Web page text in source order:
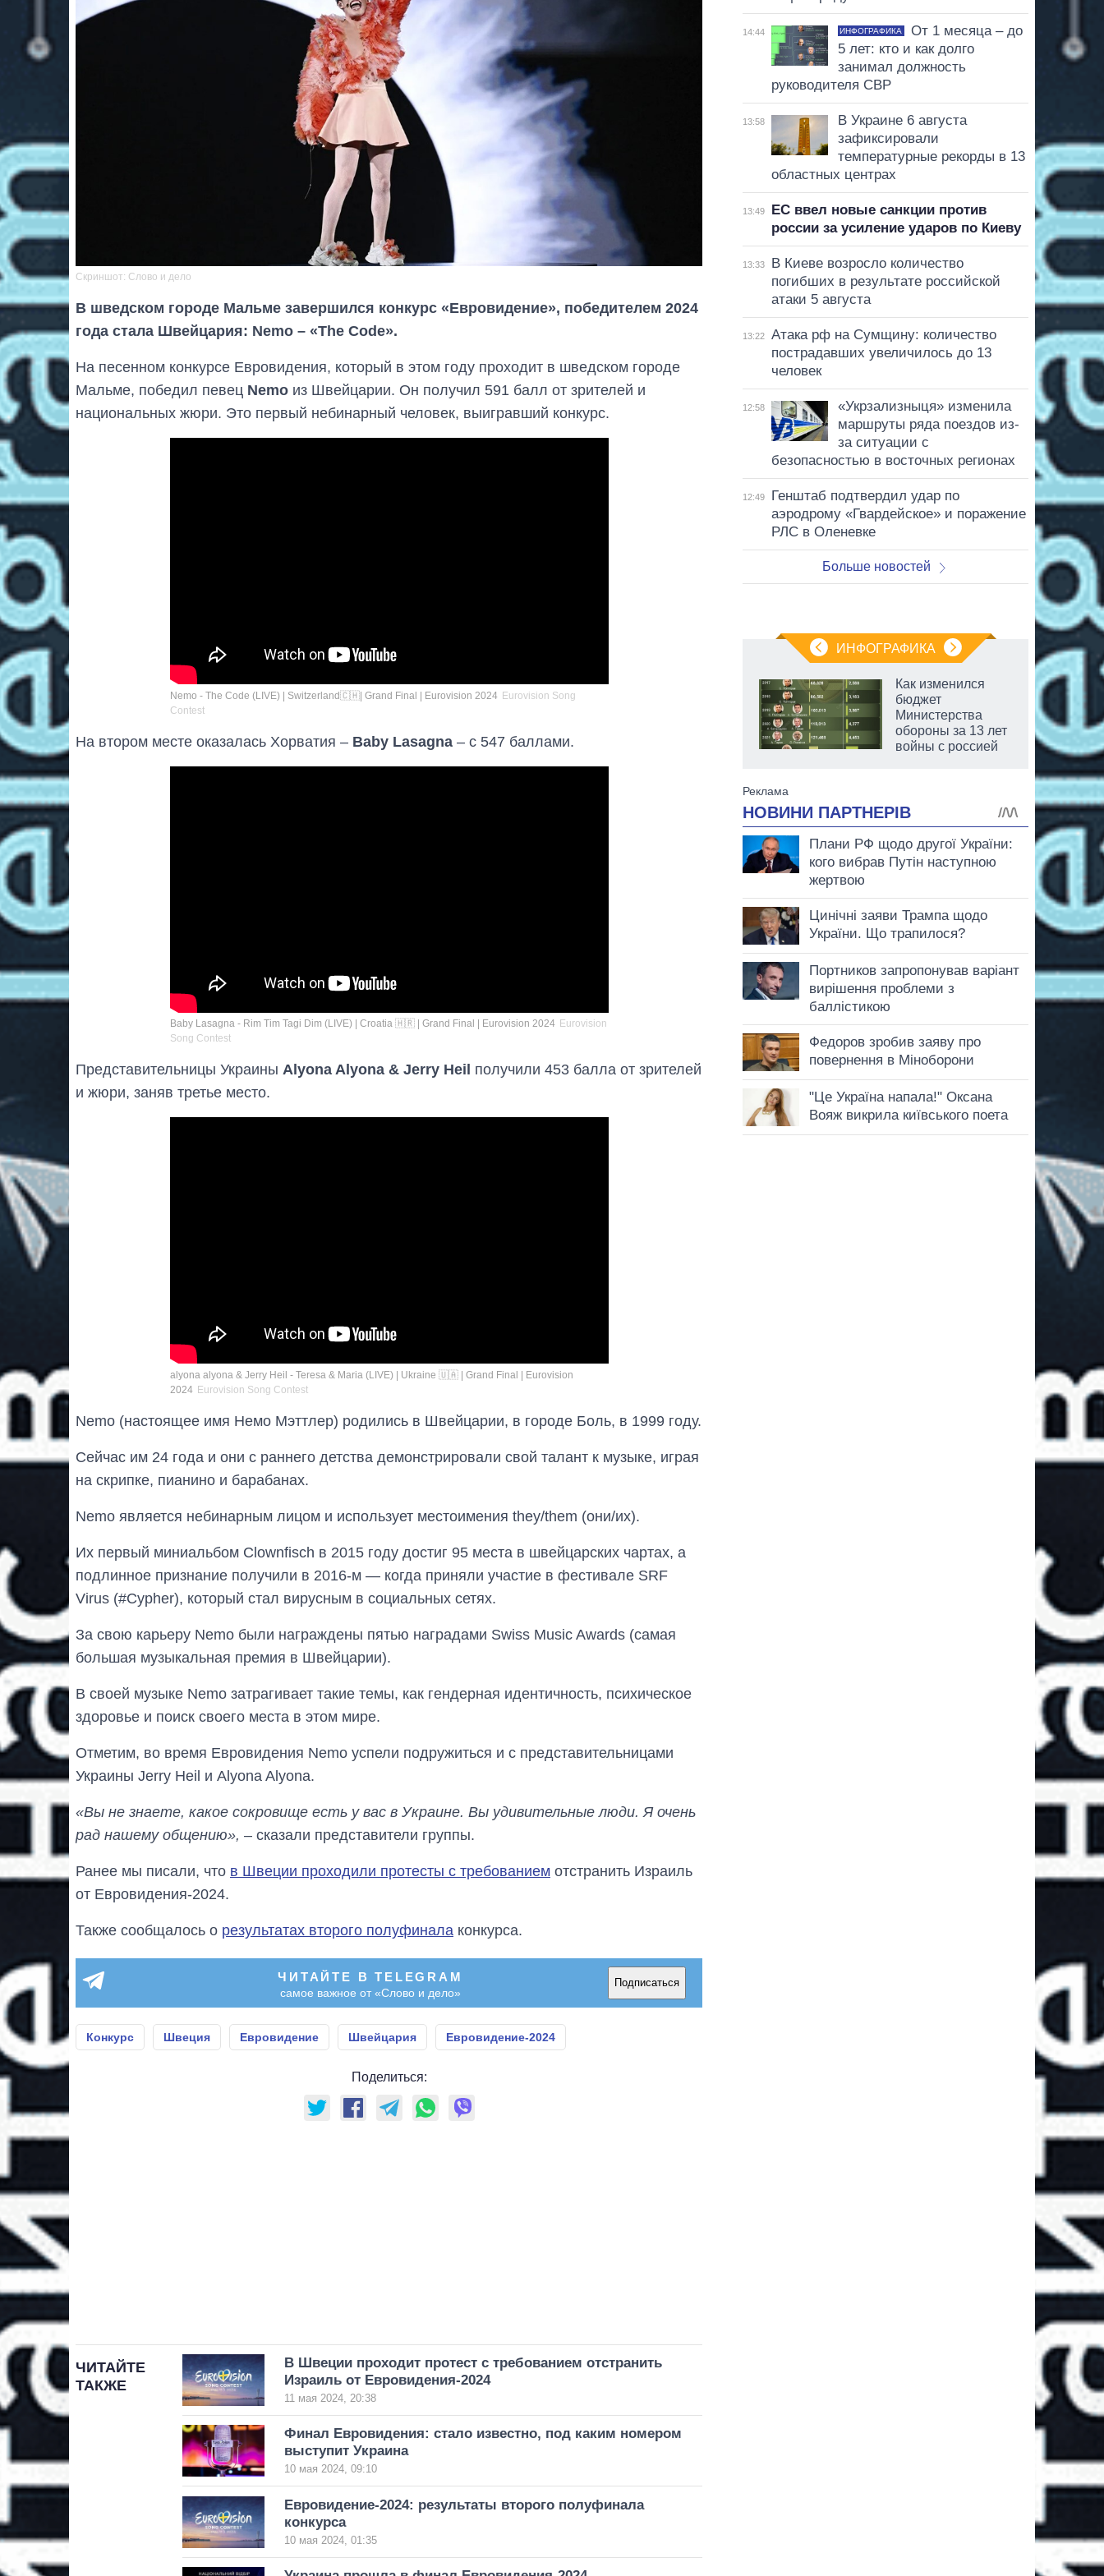
Скриншот: Слово и дело
В шведском городе Мальме завершился конкурс «Евровидение», победителем 2024
года стала Швейцария: Nemo – «The Code».
На песенном конкурсе Евровидения, который в этом году проходит в шведском городе
Мальме, победил певец Nemo из Швейцарии. Он получил 591 балл от зрителей и
национальных жюри. Это первый небинарный человек, выигравший конкурс.
Nemo - The Code (LIVE) | Switzerland🇨🇭| Grand Final | Eurovision 2024 Eurovision Song
Contest
На втором месте оказалась Хорватия – Baby Lasagna – с 547 баллами.
Baby Lasagna - Rim Tim Tagi Dim (LIVE) | Croatia 🇭🇷 | Grand Final | Eurovision 2024 Eurovision
Song Contest
Представительницы Украины Alyona Alyona & Jerry Heil получили 453 балла от зрителей
и жюри, заняв третье место.
alyona alyona & Jerry Heil - Teresa & Maria (LIVE) | Ukraine 🇺🇦 | Grand Final | Eurovision
2024 Eurovision Song Contest
Nemo (настоящее имя Немо Мэттлер) родились в Швейцарии, в городе Боль, в 1999 году.
Сейчас им 24 года и они с раннего детства демонстрировали свой талант к музыке, играя
на скрипке, пианино и барабанах.
Nemo является небинарным лицом и использует местоимения they/them (они/их).
Их первый миниальбом Clownfisch в 2015 году достиг 95 места в швейцарских чартах, а
подлинное признание получили в 2016-м — когда приняли участие в фестивале SRF
Virus (#Cypher), который стал вирусным в социальных сетях.
За свою карьеру Nemo были награждены пятью наградами Swiss Music Awards (самая
большая музыкальная премия в Швейцарии).
В своей музыке Nemo затрагивает такие темы, как гендерная идентичность, психическое
здоровье и поиск своего места в этом мире.
Отметим, во время Евровидения Nemo успели подружиться и с представительницами
Украины Jerry Heil и Alyona Alyona.
«Вы не знаете, какое сокровище есть у вас в Украине. Вы удивительные люди. Я очень
рад нашему общению», – сказали представители группы.
Ранее мы писали, что в Швеции проходили протесты с требованием отстранить Израиль
от Евровидения-2024.
Также сообщалось о результатах второго полуфинала конкурса.
ЧИТАЙТЕ В TELEGRAM
самое важное от «Слово и дело»
Подписаться
Конкурс Швеция Евровидение Швейцария Евровидение-2024
Поделиться:
ЧИТАЙТЕ
ТАКЖЕ
В Швеции проходит протест с требованием отстранить
Израиль от Евровидения-2024
11 мая 2024, 20:38
Финал Евровидения: стало известно, под каким номером
выступит Украина
10 мая 2024, 09:10
Евровидение-2024: результаты второго полуфинала
конкурса
10 мая 2024, 01:35
14:44 ИНФОГРАФИКА
От 1 месяца – до
5 лет: кто и как долго
занимал должность
руководителя СВР
13:58
В Украине 6 августа
зафиксировали
температурные рекорды в 13
областных центрах
13:49
ЕС ввел новые санкции против
россии за усиление ударов по Киеву
13:33
В Киеве возросло количество
погибших в результате российской
атаки 5 августа
13:22
Атака рф на Сумщину: количество
пострадавших увеличилось до 13
человек
12:58
«Укрзализныця» изменила
маршруты ряда поездов из-
за ситуации с
безопасностью в восточных регионах
12:49
Генштаб подтвердил удар по
аэродрому «Гвардейское» и поражение
РЛС в Оленевке
Больше новостей
ИНФОГРАФИКА
Как изменился
бюджет
Министерства
обороны за 13 лет
войны с россией